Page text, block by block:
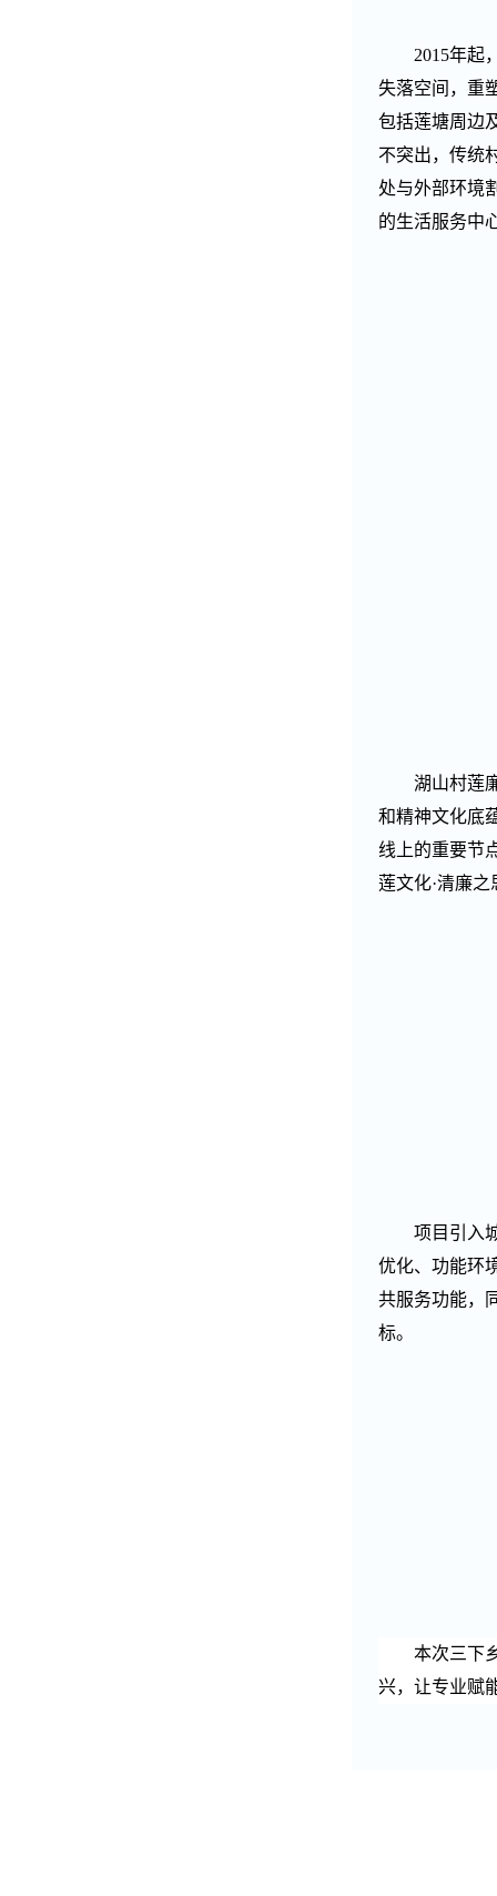
2015年起
失落空间，重
包括莲塘周边
不突出，传统
处与外部环境
的生活服务中
湖山村莲
和精神文化底
线上的重要节
莲文化·清廉之
项目引入
优化、功能环
共服务功能，
标。
本次三下
兴，让专业赋